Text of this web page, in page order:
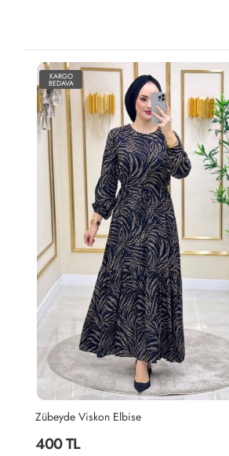
KARGO
BEDAVA
Zübeyde Viskon Elbise
400 TL